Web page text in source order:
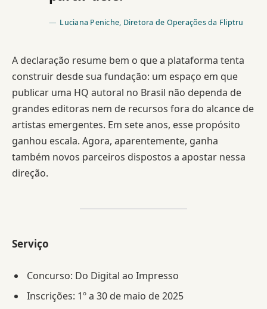
Luciana Peniche, Diretora de Operações da Fliptru
A declaração resume bem o que a plataforma tenta
construir desde sua fundação: um espaço em que
publicar uma HQ autoral no Brasil não dependa de
grandes editoras nem de recursos fora do alcance de
artistas emergentes. Em sete anos, esse propósito
ganhou escala. Agora, aparentemente, ganha
também novos parceiros dispostos a apostar nessa
direção.
Serviço
Concurso: Do Digital ao Impresso
Inscrições: 1º a 30 de maio de 2025